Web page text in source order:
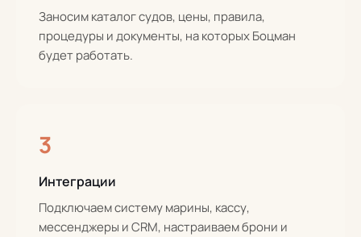
Заносим каталог судов, цены, правила,
процедуры и документы, на которых Боцман
будет работать.
3
Интеграции
Подключаем систему марины, кассу,
мессенджеры и CRM, настраиваем брони и